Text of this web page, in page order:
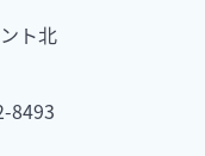
ト北
8493